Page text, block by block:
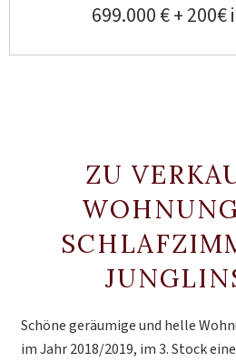
699.000 € +
ZU
Schöne geräumige und helle
im Jahr 2018/2019, im 3. Stock